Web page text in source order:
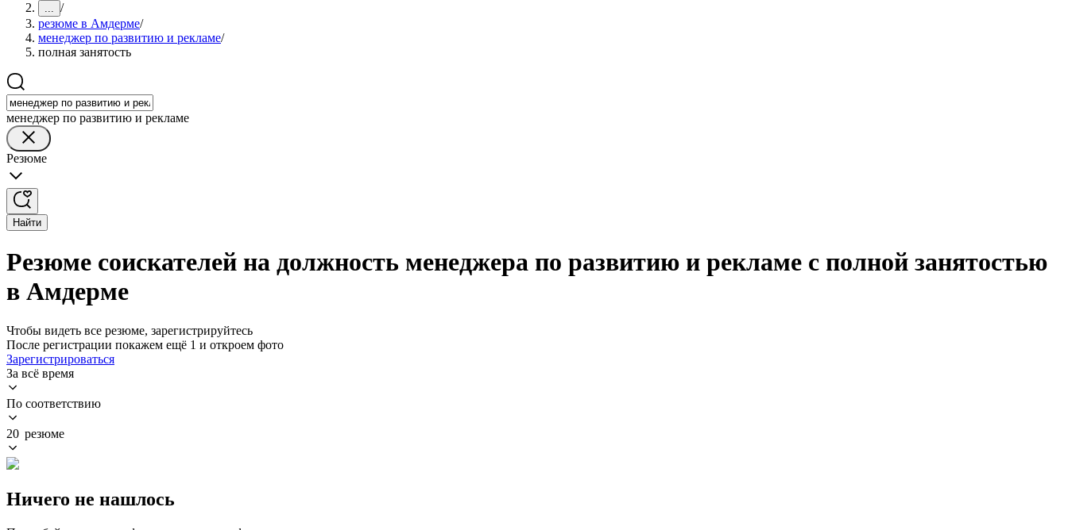
... /
резюме в Амдерме/
менеджер по развитию и рекламе/
полная занятость
менеджер по развитию и рекламе
Резюме
Найти
Резюме соискателей на должность менеджера по развитию и рекламе с полной занятостью
в Амдерме
Чтобы видеть все резюме, зарегистрируйтесь
После регистрации покажем ещё 1 и откроем фото
Зарегистрироваться
За всё время
По соответствию
20 резюме
Ничего не нашлось